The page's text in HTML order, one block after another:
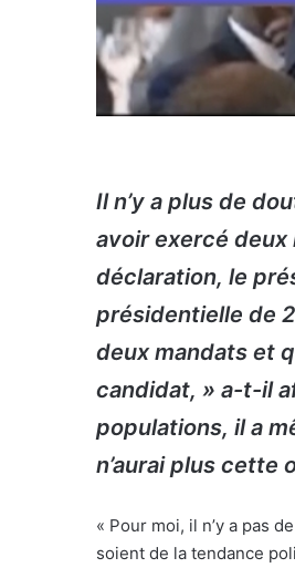
Il n’y a plus de
avoir exercé deux
déclaration, le
présidentielle de
deux mandats et
candidat, » a-t-il
populations, il a
n’aurai plus cette
« Pour moi, il n’y a pas
soient de la tendance